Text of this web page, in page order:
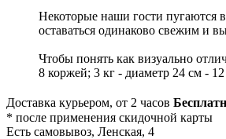
Некоторые наши гости пугаются
оставаться одинаково свежим и
Чтобы понять как визуально
8 коржей; 3 кг - диаметр 24 см -
Доставка курьером, от 2 часов
* после применения скидочной карты
Есть самовывоз, Ленская, 4